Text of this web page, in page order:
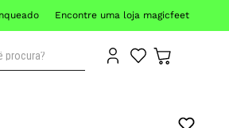
Encontre uma loja magicfeet
procura?